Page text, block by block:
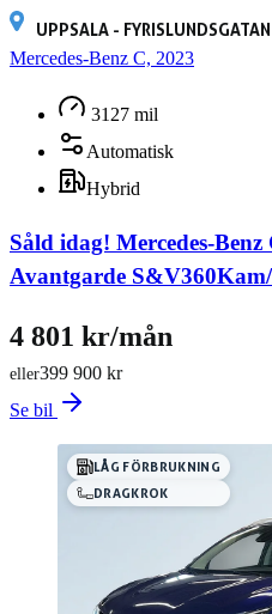
UPPSALA -
Mercedes-Benz C, 2023
3127 mil
Automatisk
Hybrid
Såld idag! Mercedes-
Avantgarde
399 900 kr
eller
4 801 kr/mån
Se bil
LÅG FÖRBRUKNING
DRAGKROK